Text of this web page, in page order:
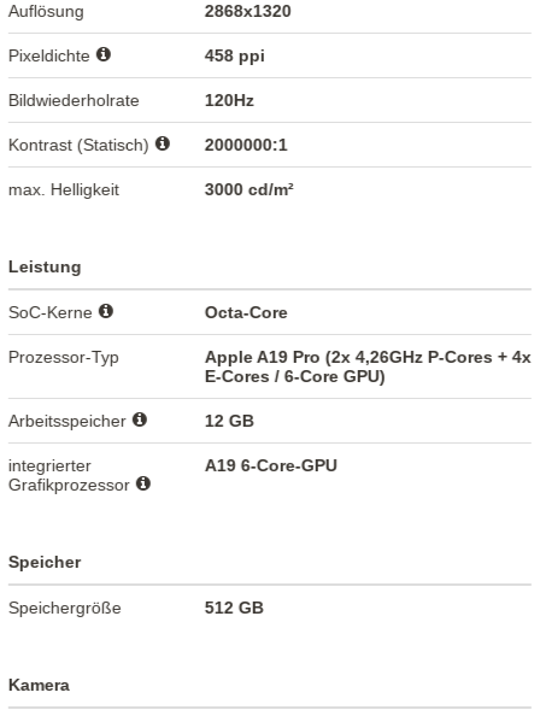
Auflösung 2868x1320
Pixeldichte 458 ppi
Bildwiederholrate 120Hz
Kontrast (Statisch) 2000000:1
max. Helligkeit 3000 cd/m²
Leistung
SoC-Kerne Octa-Core
Prozessor-Typ
Apple A19 Pro (2x 4,26GHz P-Cores + 4x
E-Cores / 6-Core GPU)
Arbeitsspeicher 12 GB
integrierter
Grafikprozessor
A19 6-Core-GPU
Speicher
Speichergröße 512 GB
Kamera